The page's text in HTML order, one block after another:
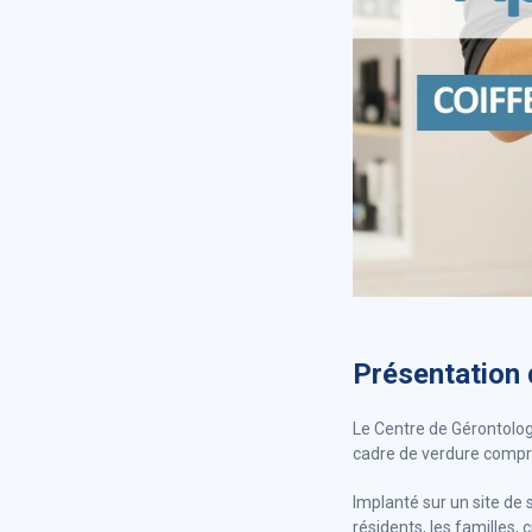
Présentation
Le Centre de
cadre de verdure
Implanté sur un site de
résidents, les familles,